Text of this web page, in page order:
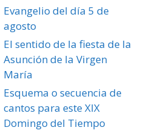
Evangelio del día 5 de
agosto
El sentido de la fiesta de la
Asunción de la Virgen
María
Esquema o secuencia de
cantos para este XIX
Domingo del Tiempo